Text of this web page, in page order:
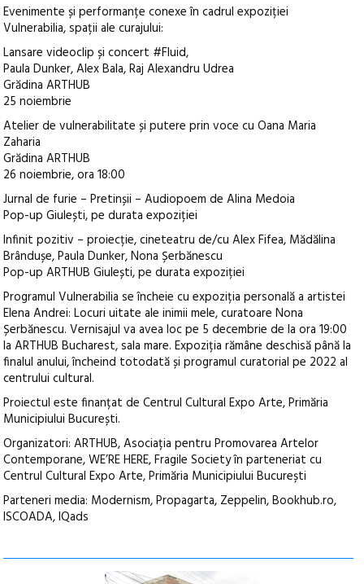
Evenimente și performanțe conexe în cadrul expoziției
Vulnerabilia, spații ale curajului:
Lansare videoclip și concert #Fluid,
Paula Dunker, Alex Bala, Raj Alexandru Udrea
Grădina ARTHUB
25 noiembrie
Atelier de vulnerabilitate și putere prin voce cu Oana Maria
Zaharia
Grădina ARTHUB
26 noiembrie, ora 18:00
Jurnal de furie – Pretinșii – Audiopoem de Alina Medoia
Pop-up Giulești, pe durata expoziției
Infinit pozitiv – proiecție, cineteatru de/cu Alex Fifea, Mădălina
Brândușe, Paula Dunker, Nona Șerbănescu
Pop-up ARTHUB Giulești, pe durata expoziției
Programul Vulnerabilia se încheie cu expoziția personală a artistei
Elena Andrei: Locuri uitate ale inimii mele, curatoare Nona
Șerbănescu. Vernisajul va avea loc pe 5 decembrie de la ora 19:00
la ARTHUB Bucharest, sala mare. Expoziția rămâne deschisă până la
finalul anului, încheind totodată și programul curatorial pe 2022 al
centrului cultural.
Proiectul este finanțat de Centrul Cultural Expo Arte, Primăria
Municipiului București.
Organizatori: ARTHUB, Asociația pentru Promovarea Artelor
Contemporane, WE’RE HERE, Fragile Society în parteneriat cu
Centrul Cultural Expo Arte, Primăria Municipiului București
Parteneri media: Modernism, Propagarta, Zeppelin, Bookhub.ro,
ISCOADA, IQads